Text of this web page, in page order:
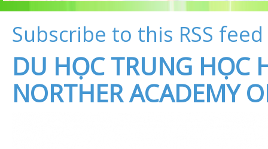
Subscribe to this RSS feed
DU HỌC TRUNG HỌC
NORTHER ACADEMY